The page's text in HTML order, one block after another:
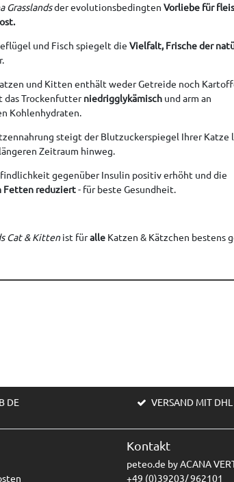
Grasslandsder evolutionsbedingten Vorliebe für
und Fisch spiegelt die Vielfalt, Frische der
und Kitten enthält weder Getreide noch
das Trockenfutterniedrigglykämisch und arm an
Kohlenhydraten.
steigt der Blutzuckerspiegel Ihrer Katze
Zeitraum hinweg.
gegenüber Insulin positiv erhöht und die
Fetten reduziert- für beste Gesundheit.
Cat & Kittenist füralle Katzen & Kätzchen bestens
DE VERSAND MIT DHL
Kontakt
peteo.de by ACANA
+49 (0)39203/ 962101